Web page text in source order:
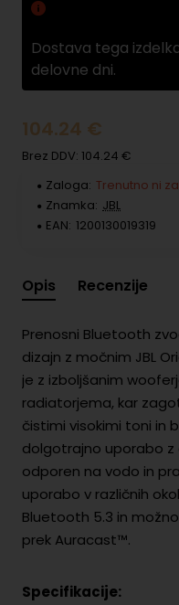
Dostava tega
delovne dni.
104.24 €
Brez DDV: 104.24 €
Zaloga: Trenutno ni
Znamka: JBL
EAN: 1200130019319
Opis Recenzije
Prenosni Bluetooth
dizajn z močnim JBL
je z izboljšanim
radiatorjema, kar
čistimi visokimi toni in
dolgotrajno uporabo z
odporen na vodo in
uporabo v različnih
Bluetooth 5.3 in
prek Auracast™.
Specifikacije: